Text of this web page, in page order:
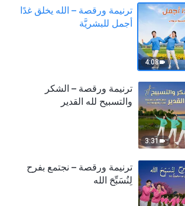
4:08
ترنيمة ورقصة – الله يخلق غدًا
أجمل للبشريَّة
3:31
ترنيمة ورقصة – الشكر
والتسبيح لله القدير
ترنيمة ورقصة – نجتمع بفرح
لِنُسَبِّحَ الله